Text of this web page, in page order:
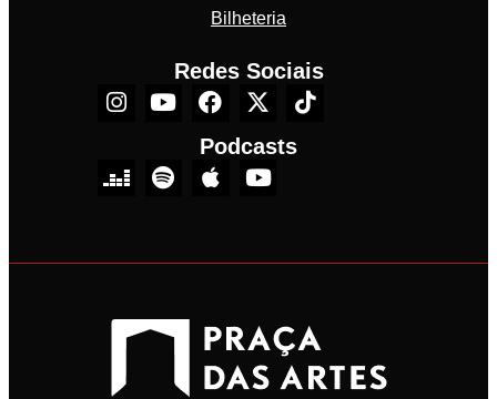
Bilheteria
Redes Sociais
Podcasts